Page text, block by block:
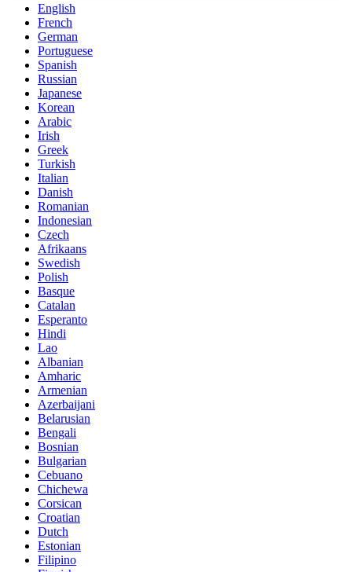
English
French
German
Portuguese
Spanish
Russian
Japanese
Korean
Arabic
Irish
Greek
Turkish
Italian
Danish
Romanian
Indonesian
Czech
Afrikaans
Swedish
Polish
Basque
Catalan
Esperanto
Hindi
Lao
Albanian
Amharic
Armenian
Azerbaijani
Belarusian
Bengali
Bosnian
Bulgarian
Cebuano
Chichewa
Corsican
Croatian
Dutch
Estonian
Filipino